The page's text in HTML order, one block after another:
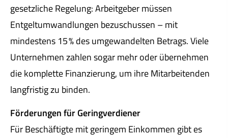
gesetzliche Regelung: Arbeitgeber müssen
Entgeltumwandlungen bezuschussen – mit
mindestens 15 % des umgewandelten Betrags. Viele
Unternehmen zahlen sogar mehr oder übernehmen
die komplette Finanzierung, um ihre Mitarbeitenden
langfristig zu binden.
Förderungen für Geringverdiener
Für Beschäftigte mit geringem Einkommen gibt es